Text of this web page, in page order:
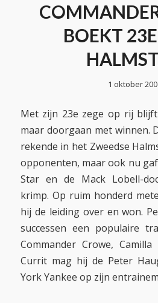
BOEKT
1 oktober
Met zijn 23e zege op rij blijft
maar doorgaan met winnen.
rekende in het Zweedse
opponenten, maar ook nu
Star en de Mack Lobell-
krimp. Op ruim honderd
hij de leiding over en won.
successen een populaire
Commander Crowe,
Currit mag hij de Peter
York Yankee op zijn